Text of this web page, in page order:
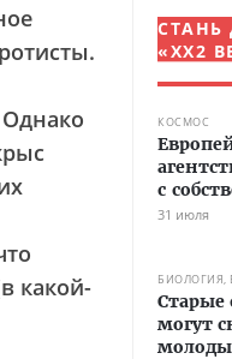
какой-
СТАНЬ
«XX2
КОСМОС
с
31 июля
БИОЛОГИЯ,
могут